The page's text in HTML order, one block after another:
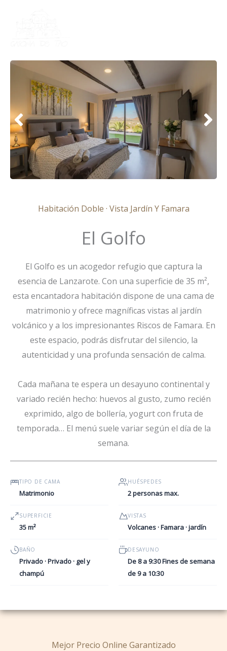
Habitación Doble · Vista Jardín Y Famara
El Golfo
El Golfo es un acogedor refugio que captura la
esencia de Lanzarote. Con una superficie de 35 m²,
esta encantadora habitación dispone de una cama de
matrimonio y ofrece magníficas vistas al jardín
volcánico y a los impresionantes Riscos de Famara. En
este espacio, podrás disfrutar del silencio, la
autenticidad y una profunda sensación de calma.
Cada mañana te espera un desayuno continental y
variado recién hecho: huevos al gusto, zumo recién
exprimido, algo de bollería, yogurt con fruta de
temporada… El menú suele variar según el día de la
semana.
TIPO DE CAMA
Matrimonio
HUÉSPEDES
2 personas max.
SUPERFICIE
35 m²
VISTAS
Volcanes · Famara · jardín
BAÑO
Privado · Privado · gel y
champú
DESAYUNO
De 8 a 9:30 Fines de semana
de 9 a 10:30
Mejor Precio Online Garantizado